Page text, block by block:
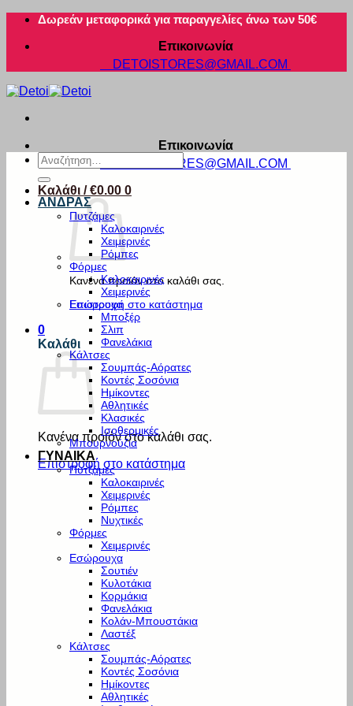
Μετάβαση
περιεχόμενο
Δωρεάν μεταφορικά για παραγγελίες άνω των 50€
Επικοινωνία
DETOISTORES@GMAIL.COM
Επικοινωνία
DETOISTORES@GMAIL.COM
Καλάθι /€0.00 0
Κανένα προϊόν στο καλάθι σας.
Επιστροφή στο κατάστημα
0
Καλάθι
Κανένα προϊόν στο καλάθι σας.
Επιστροφή στο κατάστημα
Αναζήτηση
για:
ΑΝΔΡΑΣ
Πυτζάμες
Καλοκαιρινές
Χειμερινές
Ρόμπες
Φόρμες
Καλοκαιρινές
Χειμερινές
Εσώρουχα
Μποξέρ
Σλιπ
Φανελάκια
Κάλτσες
Σουμπάς-Αόρατες
Κοντές Σοσόνια
Ημίκοντες
Αθλητικές
Κλασικές
Ισοθερμικές
Μπουρνούζια
ΓΥΝΑΙΚΑ
Πυτζάμες
Καλοκαιρινές
Χειμερινές
Ρόμπες
Νυχτικές
Φόρμες
Χειμερινές
Εσώρουχα
Σουτιέν
Κυλοτάκια
Κορμάκια
Φανελάκια
Κολάν-Μπουστάκια
Λαστέξ
Κάλτσες
Σουμπάς-Αόρατες
Κοντές Σοσόνια
Ημίκοντες
Αθλητικές